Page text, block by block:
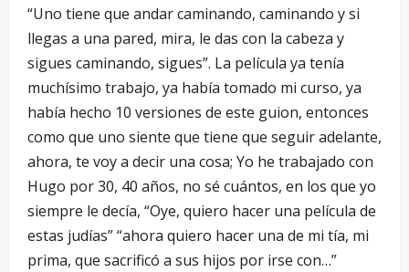
“Uno tiene que andar caminando, caminando y si
llegas a una pared, mira, le das con la cabeza y
sigues caminando, sigues”. La película ya tenía
muchísimo trabajo, ya había tomado mi curso, ya
había hecho 10 versiones de este guion, entonces
como que uno siente que tiene que seguir adelante,
ahora, te voy a decir una cosa; Yo he trabajado con
Hugo por 30, 40 años, no sé cuántos, en los que yo
siempre le decía, “Oye, quiero hacer una película de
estas judías” “ahora quiero hacer una de mi tía, mi
prima, que sacrificó a sus hijos por irse con…”